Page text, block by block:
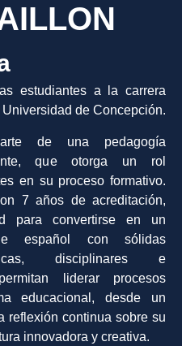
estudiantes a la carrera
de Concepción.
de una pedagogía
que otorga un rol
en su proceso formativo.
7 años de acreditación,
para convertirse en un
español con sólidas
disciplinares e
liderar procesos
educacional, desde un
reflexión continua sobre su
innovadora y creativa.